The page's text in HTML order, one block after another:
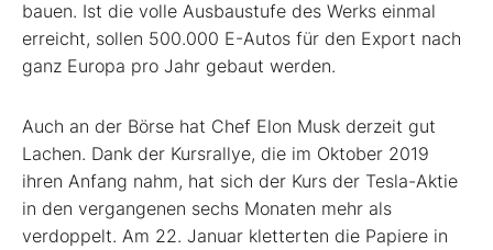
bauen. Ist die volle Ausbaustufe des Werks einmal
erreicht, sollen 500.000 E-Autos für den Export nach
ganz Europa pro Jahr gebaut werden.
Auch an der Börse hat Chef Elon Musk derzeit gut
Lachen. Dank der Kursrallye, die im Oktober 2019
ihren Anfang nahm, hat sich der Kurs der Tesla-Aktie
in den vergangenen sechs Monaten mehr als
verdoppelt. Am 22. Januar kletterten die Papiere in